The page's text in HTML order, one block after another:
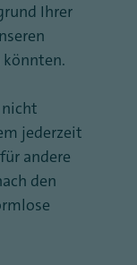
Ihrer
jederzeit
andere
den